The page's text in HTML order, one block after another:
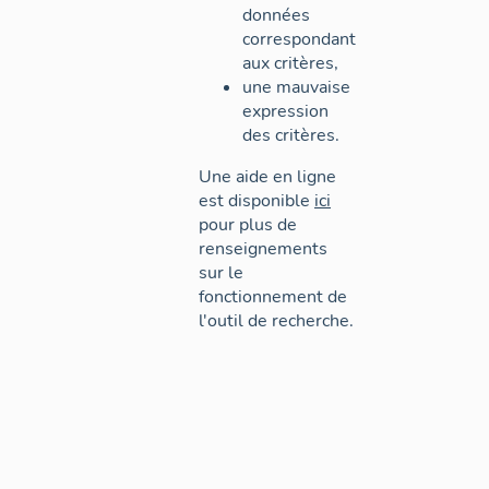
données
correspondant
aux critères,
une mauvaise
expression
des critères.
Une aide en ligne
est disponible ici
pour plus de
renseignements
sur le
fonctionnement de
l'outil de recherche.